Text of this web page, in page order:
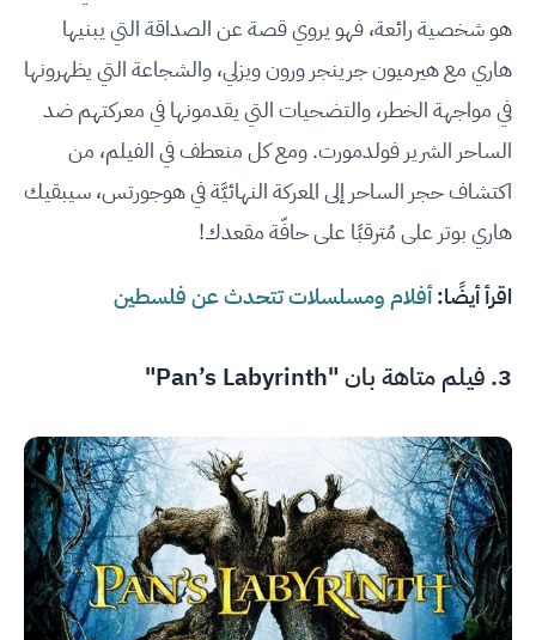
هو شخصية رائعة، فهو يروي قصة عن الصداقة التي يبنيها
هاري مع هيرميون جرينجر ورون ويزلي، والشجاعة التي يظهرونها
في مواجهة الخطر، والتضحيات التي يقدمونها في معركتهم ضد
الساحر الشرير فولدمورت. ومع كل منعطف في الفيلم، من
اكتشاف حجر الساحر إلى المعركة النهائيَّة في هوجورتس، سيبقيك
هاري بوتر على مُترقبًا على حافّة مقعدك!
اقرأ أيضًا:أفلام ومسلسلات تتحدث عن فلسطين
3. فيلم متاهة بان "Pan’s Labyrinth"